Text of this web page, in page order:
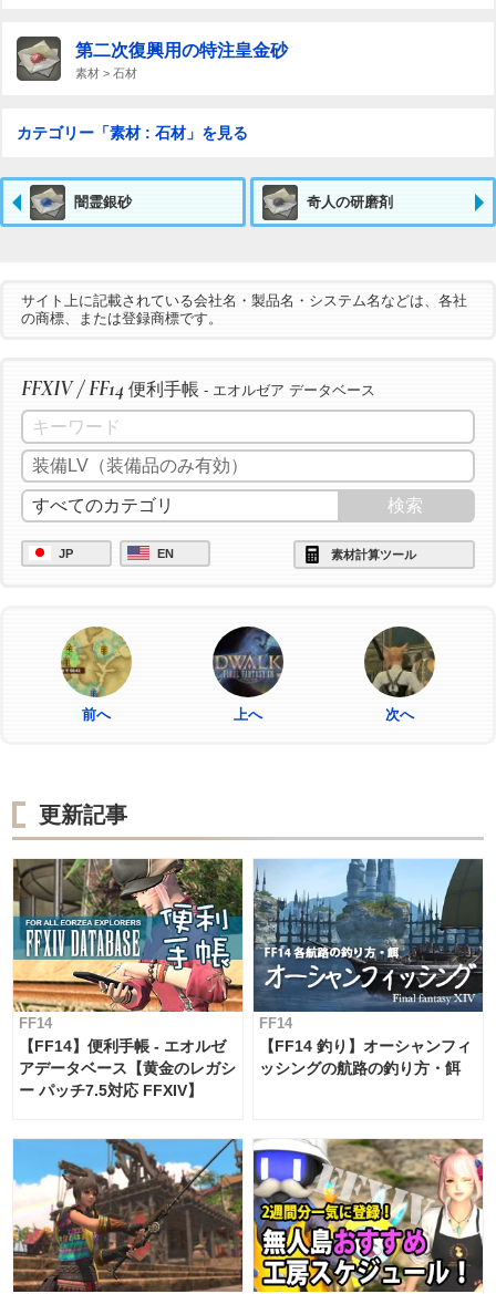
第二次復興用の特注皇金砂
素材 > 石材
カテゴリー「素材 : 石材」を見る
闇霊銀砂 奇人の研磨剤
サイト上に記載されている会社名・製品名・システム名などは、各社
の商標、または登録商標です。
FFXIV / FF14 便利手帳 - エオルゼア データベース
JP EN 素材計算ツール
前へ 上へ 次へ
更新記事
FF14
【FF14】便利手帳 - エオルゼ
アデータベース【黄金のレガシ
ー パッチ7.5対応 FFXIV】
FF14
【FF14 釣り】オーシャンフィ
ッシングの航路の釣り方・餌